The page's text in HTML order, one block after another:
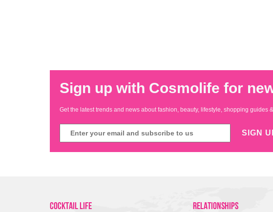
Sign up with Cosmolife for
Get the latest trends and news about fashion, beauty, lifestyle, shopping
SIGN
COCKTAIL LIFE RELATIONSHIPS